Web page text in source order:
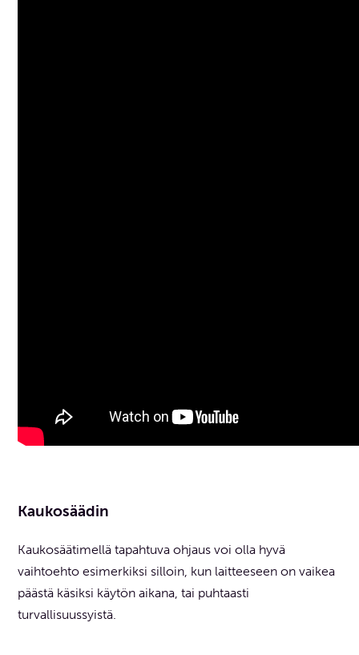
Kaukosäädin
Kaukosäätimellä tapahtuva ohjaus voi olla hyvä
vaihtoehto esimerkiksi silloin, kun laitteeseen on vaikea
päästä käsiksi käytön aikana, tai puhtaasti
turvallisuussyistä.